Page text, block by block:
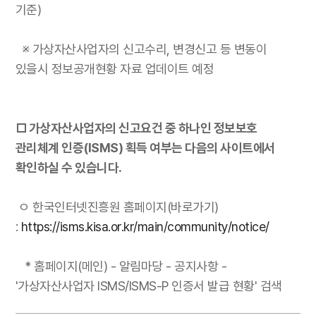
기준)
※ 가상자산사업자의 신고수리, 변경신고 등 변동이
있을시 정보공개현황 자료 업데이트 예정
□ 가상자산사업자의 신고요건 중 하나인 정보보호
관리체계 인증(ISMS) 획득 여부는 다음의 사이트에서
확인하실 수 있습니다.
ㅇ 한국인터넷진흥원 홈페이지(바로가기)
: https://isms.kisa.or.kr/main/community/notice/
* 홈페이지(메인) - 알림마당 - 공지사항 -
'가상자산사업자 ISMS/ISMS-P 인증서 발급 현황' 검색